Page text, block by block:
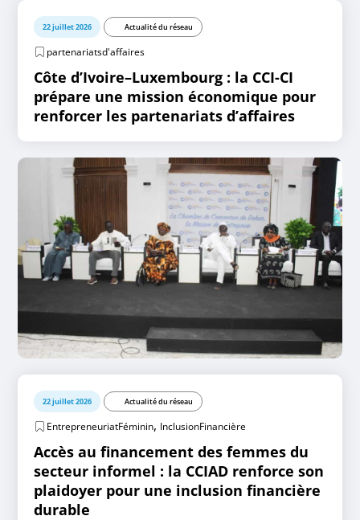
22 juillet 2026 Actualité du réseau
partenariatsd'affaires
Côte d’Ivoire–Luxembourg : la CCI-CI
prépare une mission économique pour
renforcer les partenariats d’affaires
22 juillet 2026 Actualité du réseau
EntrepreneuriatFéminin, InclusionFinancière
Accès au financement des femmes du
secteur informel : la CCIAD renforce son
plaidoyer pour une inclusion financière
durable